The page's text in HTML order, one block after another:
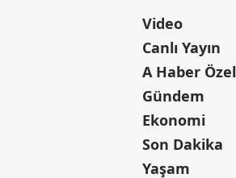
Video
Canlı Yayın
A Haber Özel
Gündem
Ekonomi
Son Dakika
Yaşam